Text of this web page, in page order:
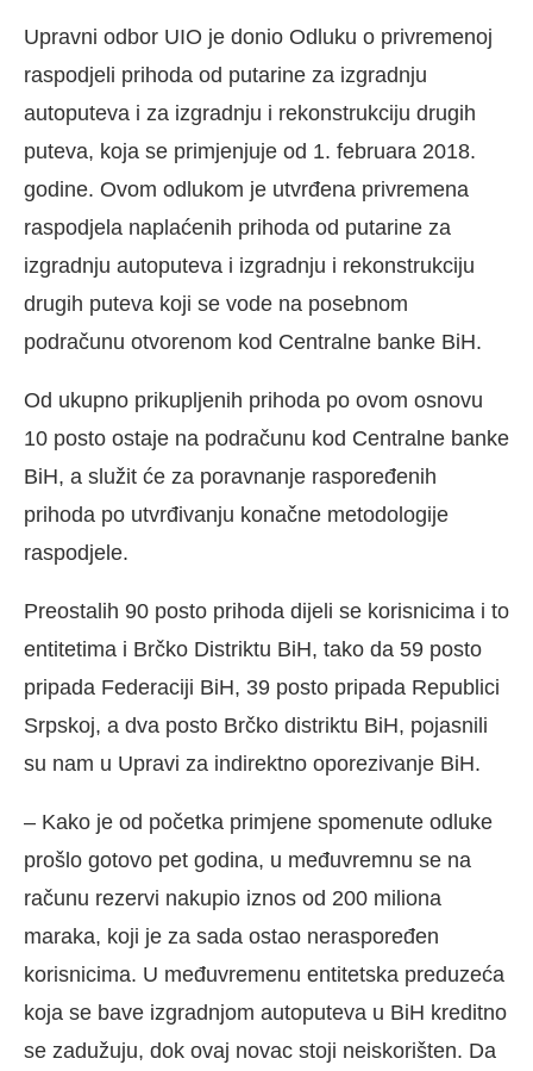
Upravni odbor UIO je donio Odluku o privremenoj
raspodjeli prihoda od putarine za izgradnju
autoputeva i za izgradnju i rekonstrukciju drugih
puteva, koja se primjenjuje od 1. februara 2018.
godine. Ovom odlukom je utvrđena privremena
raspodjela naplaćenih prihoda od putarine za
izgradnju autoputeva i izgradnju i rekonstrukciju
drugih puteva koji se vode na posebnom
podračunu otvorenom kod Centralne banke BiH.
Od ukupno prikupljenih prihoda po ovom osnovu
10 posto ostaje na podračunu kod Centralne banke
BiH, a služit će za poravnanje raspoređenih
prihoda po utvrđivanju konačne metodologije
raspodjele.
Preostalih 90 posto prihoda dijeli se korisnicima i to
entitetima i Brčko Distriktu BiH, tako da 59 posto
pripada Federaciji BiH, 39 posto pripada Republici
Srpskoj, a dva posto Brčko distriktu BiH, pojasnili
su nam u Upravi za indirektno oporezivanje BiH.
– Kako je od početka primjene spomenute odluke
prošlo gotovo pet godina, u međuvremnu se na
računu rezervi nakupio iznos od 200 miliona
maraka, koji je za sada ostao neraspoređen
korisnicima. U međuvremenu entitetska preduzeća
koja se bave izgradnjom autoputeva u BiH kreditno
se zadužuju, dok ovaj novac stoji neiskorišten. Da